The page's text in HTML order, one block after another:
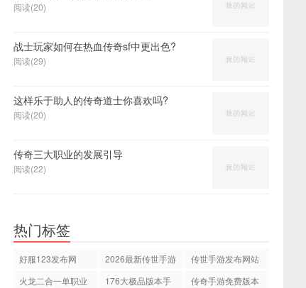
阅读(20)
战士玩家如何在热血传奇sf中更出色?
阅读(29)
这样乐于助人的传奇道士你喜欢吗?
阅读(20)
传奇三大职业的发展引导
阅读(22)
热门标签
好服123发布网 2026最新传世手游
传世手游发布网站
火龙二合一单职业
176大极品版本手
传奇手游免费版本